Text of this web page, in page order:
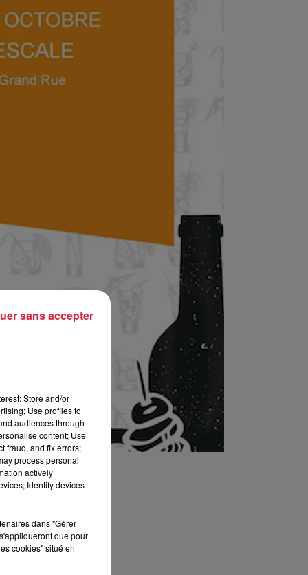
Store and/or
Use profiles to
audiences through
content; Use
fraud, and fix errors;
process personal
actively
Identify devices
dans "Gérer
que pour
cookies" situé en
sans accepter